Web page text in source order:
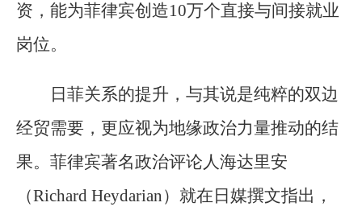
资，能为菲律宾创造10万个直接与间接就业
岗位。
日菲关系的提升，与其说是纯粹的双边
经贸需要，更应视为地缘政治力量推动的结
果。菲律宾著名政治评论人海达里安
（Richard Heydarian）就在日媒撰文指出，